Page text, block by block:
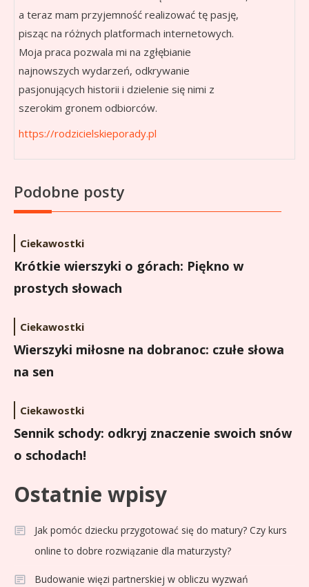
a teraz mam przyjemność realizować tę pasję,
pisząc na różnych platformach internetowych.
Moja praca pozwala mi na zgłębianie
najnowszych wydarzeń, odkrywanie
pasjonujących historii i dzielenie się nimi z
szerokim gronem odbiorców.
https://rodzicielskieporady.pl
Podobne posty
Ciekawostki
Krótkie wierszyki o górach: Piękno w
prostych słowach
Ciekawostki
Wierszyki miłosne na dobranoc: czułe słowa
na sen
Ciekawostki
Sennik schody: odkryj znaczenie swoich snów
o schodach!
Ostatnie wpisy
Jak pomóc dziecku przygotować się do matury? Czy kurs
online to dobre rozwiązanie dla maturzysty?
Budowanie więzi partnerskiej w obliczu wyzwań